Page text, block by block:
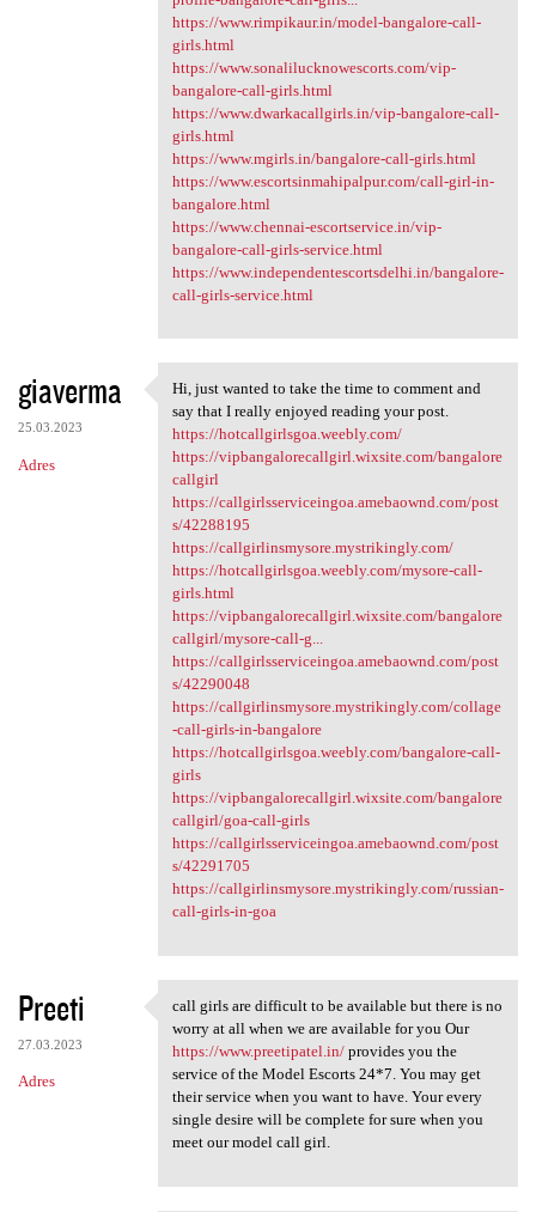
https://www.rimpikaur.in/model-bangalore-call-
girls.html
https://www.sonalilucknowescorts.com/vip-
bangalore-call-girls.html
https://www.dwarkacallgirls.in/vip-bangalore-call-
girls.html
https://www.mgirls.in/bangalore-call-girls.html
https://www.escortsinmahipalpur.com/call-girl-in-
bangalore.html
https://www.chennai-escortservice.in/vip-
bangalore-call-girls-service.html
https://www.independentescortsdelhi.in/bangalore-
call-girls-service.html
giaverma
25.03.2023
Adres
Hi, just wanted to take the
Hi, just wanted to take the time to comment and
say that I really enjoyed reading your post.
https://hotcallgirlsgoa.weebly.com/
https://vipbangalorecallgirl.wixsite.com/bangalore
callgirl
https://callgirlsserviceingoa.amebaownd.com/post
s/42288195
https://callgirlinsmysore.mystrikingly.com/
https://hotcallgirlsgoa.weebly.com/mysore-call-
girls.html
https://vipbangalorecallgirl.wixsite.com/bangalore
callgirl/mysore-call-g...
https://callgirlsserviceingoa.amebaownd.com/post
s/42290048
https://callgirlinsmysore.mystrikingly.com/collage
-call-girls-in-bangalore
https://hotcallgirlsgoa.weebly.com/bangalore-call-
girls
https://vipbangalorecallgirl.wixsite.com/bangalore
callgirl/goa-call-girls
https://callgirlsserviceingoa.amebaownd.com/post
s/42291705
https://callgirlinsmysore.mystrikingly.com/russian-
call-girls-in-goa
Preeti
27.03.2023
Adres
call girls are difficult to
call girls are difficult to be available but there is no
worry at all when we are available for you Our
https://www.preetipatel.in/provides you the
service of the Model Escorts 24*7. You may get
their service when you want to have. Your every
single desire will be complete for sure when you
meet our model call girl.